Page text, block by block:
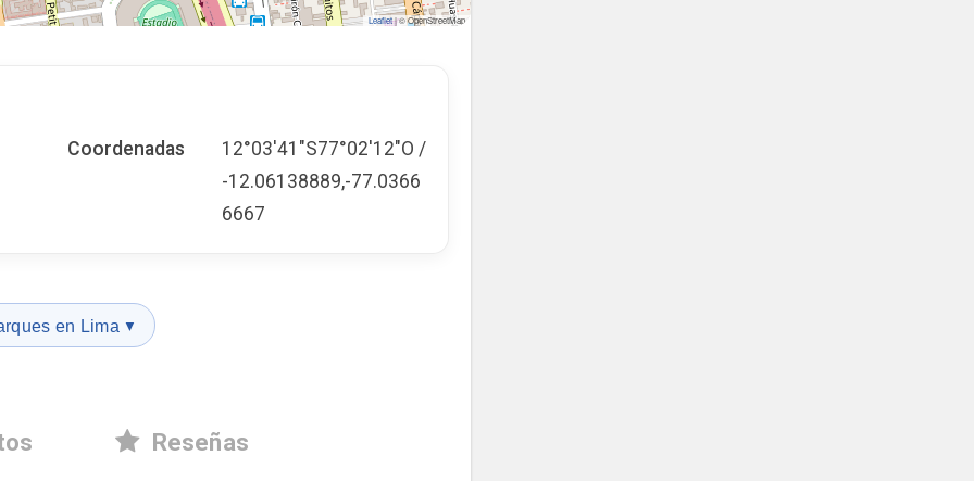
Leaflet|© OpenStreetMap
Coordenadas
12°03′41″S77°02′12″O /
-12.06138889,-77.0366
6667
en Lima ▼
Reseñas